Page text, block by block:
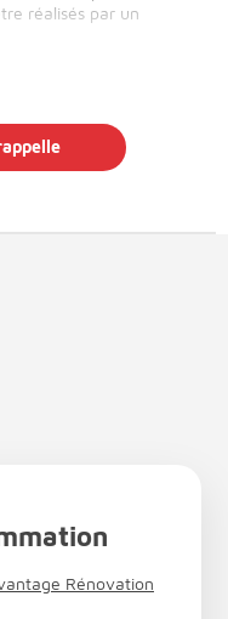
réalisés par un
Rénovation